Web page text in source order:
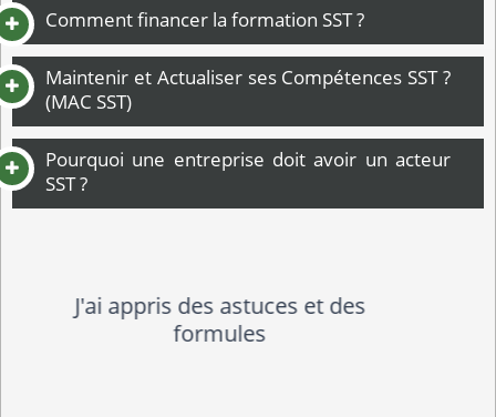
Comment financer la formation SST ?
Maintenir et Actualiser ses Compétences SST ?
(MAC SST)
Pourquoi une entreprise doit avoir un acteur
SST ?
Formation claire et efficace